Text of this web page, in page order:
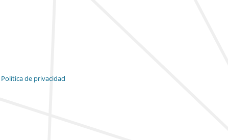
Política de privacidad